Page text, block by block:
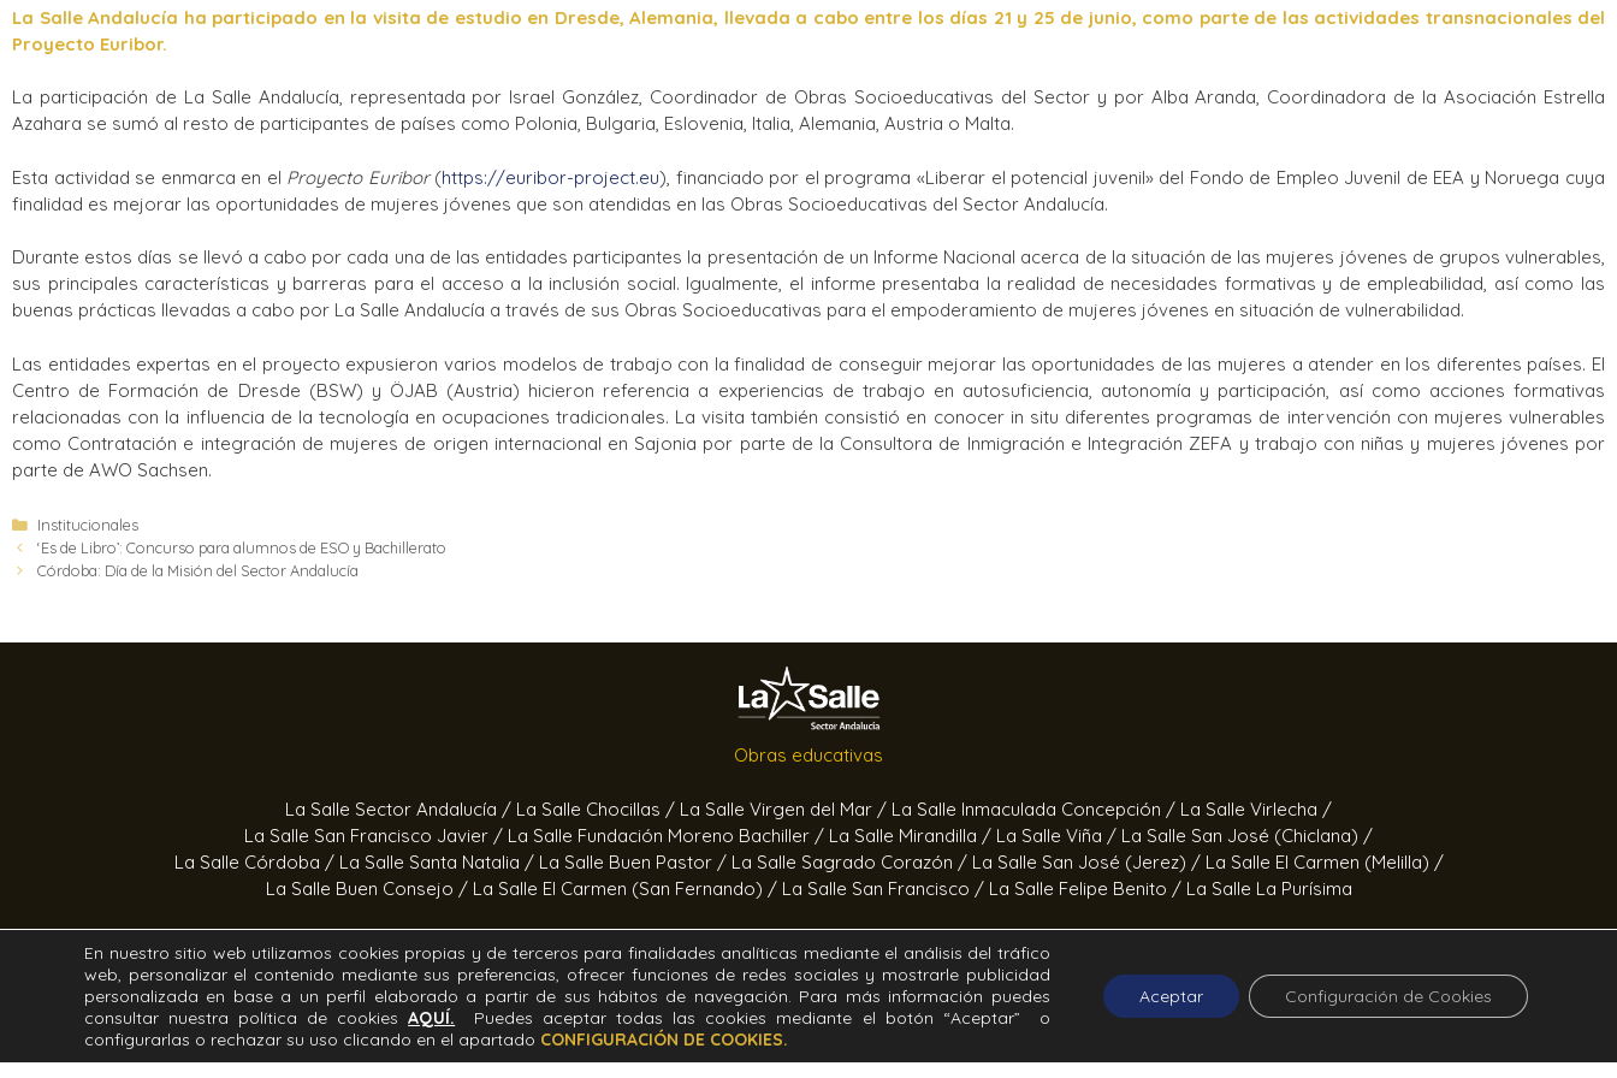
Ciclos Formativos
La Salle Andalucía ha participado en la visita de estudio en Dresde, Alemania, llevada a cabo entre los días 21 y 25 de junio, como parte de las actividades transnacionales del
Proyecto Euribor.
La participación de La Salle Andalucía, representada por Israel González, Coordinador de Obras Socioeducativas del Sector y por Alba Aranda, Coordinadora de la Asociación Estrella
Azahara se sumó al resto de participantes de países como Polonia, Bulgaria, Eslovenia, Italia, Alemania, Austria o Malta.
Esta actividad se enmarca en el Proyecto Euribor(https://euribor-project.eu), financiado por el programa «Liberar el potencial juvenil» del Fondo de Empleo Juvenil de EEA y Noruega cuya
finalidad es mejorar las oportunidades de mujeres jóvenes que son atendidas en las Obras Socioeducativas del Sector Andalucía.
Durante estos días se llevó a cabo por cada una de las entidades participantes la presentación de un Informe Nacional acerca de la situación de las mujeres jóvenes de grupos vulnerables,
sus principales características y barreras para el acceso a la inclusión social. Igualmente, el informe presentaba la realidad de necesidades formativas y de empleabilidad, así como las
buenas prácticas llevadas a cabo por La Salle Andalucía a través de sus Obras Socioeducativas para el empoderamiento de mujeres jóvenes en situación de vulnerabilidad.
Las entidades expertas en el proyecto expusieron varios modelos de trabajo con la finalidad de conseguir mejorar las oportunidades de las mujeres a atender en los diferentes países. El
Centro de Formación de Dresde (BSW) y ÖJAB (Austria) hicieron referencia a experiencias de trabajo en autosuficiencia, autonomía y participación, así como acciones formativas
relacionadas con la influencia de la tecnología en ocupaciones tradicionales. La visita también consistió en conocer in situ diferentes programas de intervención con mujeres vulnerables
como Contratación e integración de mujeres de origen internacional en Sajonia por parte de la Consultora de Inmigración e Integración ZEFA y trabajo con niñas y mujeres jóvenes por
parte de AWO Sachsen.
Institucionales
‘Es de Libro’: Concurso para alumnos de ESO y Bachillerato
Córdoba: Día de la Misión del Sector Andalucía
Obras educativas
La Salle Sector Andalucía / La Salle Chocillas / La Salle Virgen del Mar / La Salle Inmaculada Concepción / La Salle Virlecha /
La Salle San Francisco Javier / La Salle Fundación Moreno Bachiller / La Salle Mirandilla / La Salle Viña / La Salle San José (Chiclana) /
La Salle Córdoba / La Salle Santa Natalia / La Salle Buen Pastor / La Salle Sagrado Corazón / La Salle San José (Jerez) / La Salle El Carmen (Melilla) /
La Salle Buen Consejo / La Salle El Carmen (San Fernando) / La Salle San Francisco / La Salle Felipe Benito / La Salle La Purísima
Obras socioeducativas
Estrella Azahara /Manos Abiertas /Hogar Jerez /Proyecto Alfa /Hogar San Ramón y San Fernando /Calor en la Noche
Todos los derechos Reservados. Diseñado y desarrollado por el equipo T.I.C. del Sector Andalucía ©2026 La Salle Andalucía.
En nuestro sitio web utilizamos cookies propias y de terceros para finalidades analíticas mediante el análisis del tráfico
web, personalizar el contenido mediante sus preferencias, ofrecer funciones de redes sociales y mostrarle publicidad
personalizada en base a un perfil elaborado a partir de sus hábitos de navegación. Para más información puedes
consultar nuestra política de cookiesAQUÍ.
Puedes aceptar todas las cookies mediante el botón “Aceptar” o
configurarlas o rechazar su uso clicando en el apartado CONFIGURACIÓN DE COOKIES.
Aceptar Configuración de Cookies